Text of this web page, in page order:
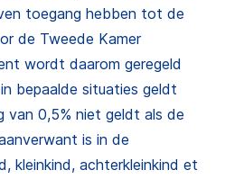
toegang hebben tot de
de Tweede Kamer
wordt daarom geregeld
bepaalde situaties geldt
van 0,5% niet geldt als de
is in de
kleinkind, achterkleinkind et